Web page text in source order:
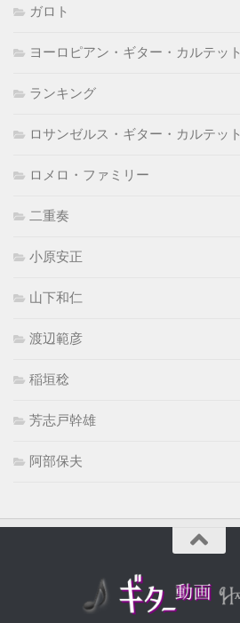
ガロト
ヨーロピアン・ギター・カルテット
ランキング
ロサンゼルス・ギター・カルテット
ロメロ・ファミリー
二重奏
小原安正
山下和仁
渡辺範彦
稲垣稔
芳志戸幹雄
阿部保夫